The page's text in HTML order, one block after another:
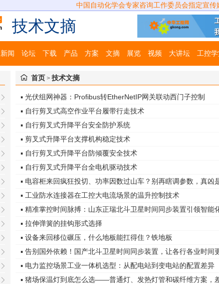
中国自动化学会专家咨询工作委员会指定宣传
技术文摘
新闻 论坛 下载 产品 方案 文摘 展览 视频 大讲坛 工控
首页 >技术文摘
▪ 光伏组网神器：Profibus转EtherNetIP网关联动西门子控制
▪ 自行剪叉式高空作业平台履带行走技术
▪ 自行剪叉式升降平台安全防护系统
▪ 剪叉式升降平台支撑机构稳定技术
▪ 自行剪叉式升降平台防倾覆安全技术
▪ 自行剪叉式升降平台全电机驱动技术
▪ 电容柜来回疯狂投切、功率因数过山车？别再瞎调参数，真凶
▪ 工业防水连接器在工控大电流场景的温升控制技术
▪ 精准掌控时间脉搏：山东正瑞北斗卫星时间同步装置引领智能
▪ 拉伸弹簧的挂钩形式选择
▪ 设备来回移位碾压，什么地板能扛得住？铁地板
▪ 告别国外依赖！国产北斗卫星时间同步装置，让各行各业时间
▪ 电力监控场景工业一体机选型：从配电站到变电站的配置差异
▪ 猪场保温灯到底怎么选——普通灯、发热灯管和碳纤维方案，